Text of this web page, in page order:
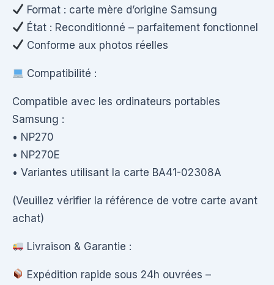
Format : carte mère d’origine Samsung
État : Reconditionné – parfaitement fonctionnel
Conforme aux photos réelles
Compatibilité :
Compatible avec les ordinateurs portables
Samsung :
• NP270
• NP270E
• Variantes utilisant la carte BA41-02308A
(Veuillez vérifier la référence de votre carte avant
achat)
Livraison & Garantie :
Expédition rapide sous 24h ouvrées –